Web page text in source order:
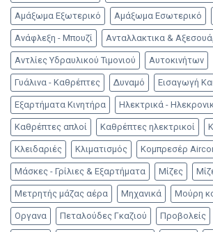
Αμάξωμα Εξωτερικό Αμάξωμα Εσωτερικό
Ανάφλεξη - Μπουζί Ανταλλακτικα &
Αντλίες Υδραυλικού Τιμονιού Αυτοκινήτων
Γυάλινα - Καθρέπτες Δυναμό Εισαγωγή
Εξαρτήματα Κινητήρα Ηλεκτρικά -
Καθρέπτες απλοί Καθρέπτες ηλεκτρικοί
Κλειδαριές Κλιματισμός Κομπρεσέρ
Μάσκες - Γρίλιες & Εξαρτήματα Μίζες
Μετρητής μάζας αέρα Μηχανικά Μούρη
Οργανα Πεταλούδες Γκαζιού Προβολείς